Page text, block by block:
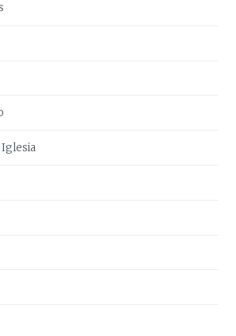
Iglesia